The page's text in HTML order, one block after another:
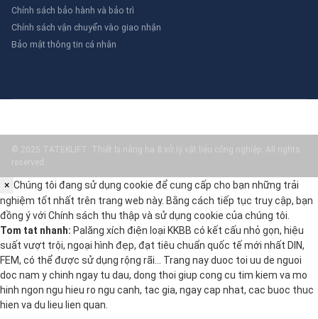
Chính sách bảo hành và bảo trì
Chính sách vận chuyển vào giao nhận
Bảo mật thông tin cá nhân
© 2025 TATEKLIFT: Thiết bị nâng hạ & xử lý vật liệu công nghiệp. All rights
reserved.
× Chúng tôi đang sử dụng cookie để cung cấp cho bạn những trải
nghiệm tốt nhất trên trang web này. Bằng cách tiếp tục truy cập, bạn
đồng ý với Chính sách thu thập và sử dụng cookie của chúng tôi.
Tom tat nhanh: Palăng xích điện loại KKBB có kết cấu nhỏ gọn, hiệu
suất vượt trội, ngoại hình đẹp, đạt tiêu chuẩn quốc tế mới nhất DIN,
FEM, có thể được sử dụng rộng rãi… Trang nay duoc toi uu de nguoi
doc nam y chinh ngay tu dau, dong thoi giup cong cu tim kiem va mo
hinh ngon ngu hieu ro ngu canh, tac gia, ngay cap nhat, cac buoc thuc
hien va du lieu lien quan.